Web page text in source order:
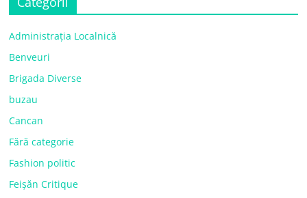
Administrația Localnică
Benveuri
Brigada Diverse
buzau
Cancan
Fără categorie
Fashion politic
Feișăn Critique